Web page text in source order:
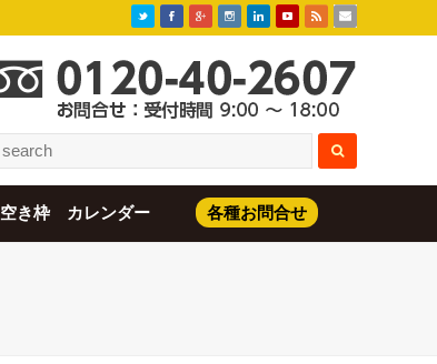
空き枠 カレンダー 各種お問合せ